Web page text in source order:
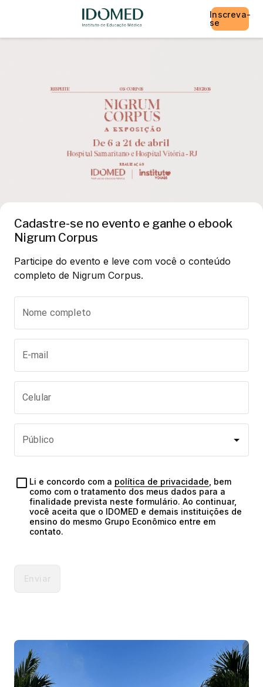
Inscreva-
se
Cadastre-se no evento e ganhe o ebook
Nigrum Corpus
Participe do evento e leve com você o conteúdo
completo de Nigrum Corpus.
Nome completo
E-mail
Celular
Público
Li e concordo com a política de privacidade , bem
como com o tratamento dos meus dados para a
finalidade prevista neste formulário. Ao continuar,
você aceita que o IDOMED e demais instituições de
ensino do mesmo Grupo Econômico entre em
contato.